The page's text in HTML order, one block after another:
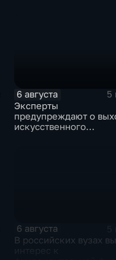
6 августа
5
Эксперты
предупреждают о
искусственного
6 августа
В российских вузах